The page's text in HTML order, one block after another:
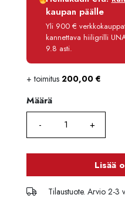
Korko
Käsittelymaksu
Maksettava yhteensä
kaupan päälle
Yli 900 €
kannettava hiiligrilli
9.8 asti.
+ toimitus 200,00 €
Määrä
Määrä
Lisää
Tilaustuote. Arvio 2-3